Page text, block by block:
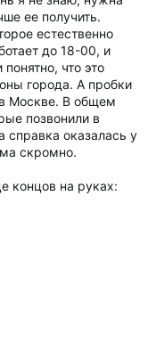
ее получить.
естественно
до 18-00, и
что это
города. А пробки
Москве. В общем
позвонили в
справка оказалась у
скромно.
концов на руках: